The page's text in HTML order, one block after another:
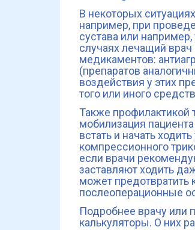
В некоторых
например, при
сустава или
случаях лечащий
медикаментов:
(препаратов
воздействия у этих
того или иного
Также профилактикой
мобилизация
встать и начать
компрессионного
если врачи
заставляют ходить
может предотвратить
послеоперационные
Подробнее врачу или
калькуляторы. О них